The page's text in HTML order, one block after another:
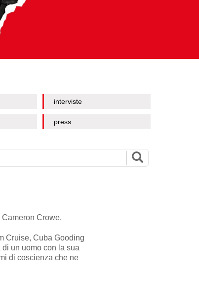
interviste
press
Crowe.
Cruise, Cuba Gooding
un uomo con la sua
di coscienza che ne